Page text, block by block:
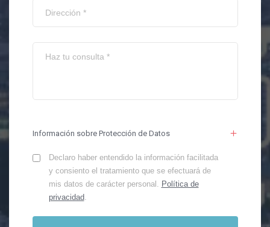
Información sobre Protección de Datos
Declaro haber entendido la información facilitada
y consiento el tratamiento que se efectuará de
mis datos de carácter personal. Política de
privacidad.